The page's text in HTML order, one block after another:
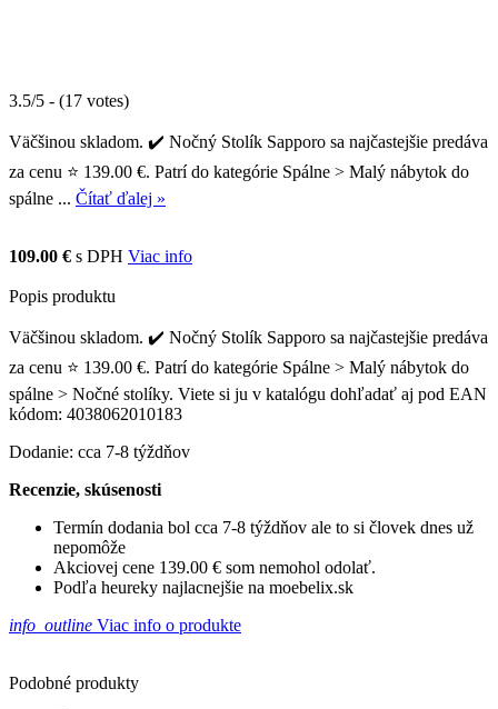
3.5/5 - (17 votes)
Väčšinou skladom. ✔️ Nočný Stolík Sapporo sa najčastejšie predáva
za cenu ⭐ 139.00 €. Patrí do kategórie Spálne > Malý nábytok do
spálne ... Čítať ďalej »
109.00 € s DPH Viac info
Popis produktu
Väčšinou skladom. ✔️ Nočný Stolík Sapporo sa najčastejšie predáva
za cenu ⭐ 139.00 €. Patrí do kategórie Spálne > Malý nábytok do
spálne > Nočné stolíky. Viete si ju v katalógu dohľadať aj pod EAN
kódom: 4038062010183
Dodanie: cca 7-8 týždňov
Recenzie, skúsenosti
Termín dodania bol cca 7-8 týždňov ale to si človek dnes už
nepomôže
Akciovej cene 139.00 € som nemohol odolať.
Podľa heureky najlacnejšie na moebelix.sk
info_outline Viac info o produkte
Podobné produkty